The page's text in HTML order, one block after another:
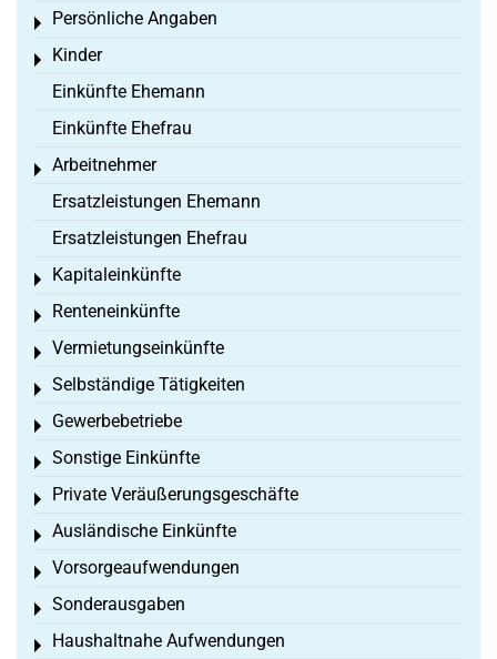
Persönliche Angaben
Toggle menu
Kinder
Toggle menu
Einkünfte Ehemann
Einkünfte Ehefrau
Arbeitnehmer
Toggle menu
Ersatzleistungen Ehemann
Ersatzleistungen Ehefrau
Kapitaleinkünfte
Toggle menu
Renteneinkünfte
Toggle menu
Vermietungseinkünfte
Toggle menu
Selbständige Tätigkeiten
Toggle menu
Gewerbebetriebe
Toggle menu
Sonstige Einkünfte
Toggle menu
Private Veräußerungsgeschäfte
Toggle menu
Ausländische Einkünfte
Toggle menu
Vorsorgeaufwendungen
Toggle menu
Sonderausgaben
Toggle menu
Haushaltnahe Aufwendungen
Toggle menu